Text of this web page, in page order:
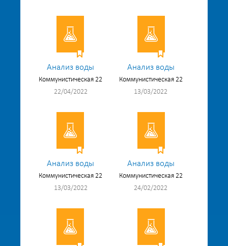
Анализ воды
Коммунистическая 22
22/04/2022
Анализ воды
Коммунистическая 22
13/03/2022
Анализ воды
Коммунистическая 22
13/03/2022
Анализ воды
Коммунистическая 22
24/02/2022